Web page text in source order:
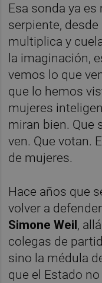
Esa sonda ya
serpiente,
multiplica y
la imaginación,
vemos lo que
que lo hemos
mujeres
miran bien. Que
ven. Que votan.
de mujeres.
Hace años que
volver a
Simone Weil,
colegas de
sino la médula
que el Estado